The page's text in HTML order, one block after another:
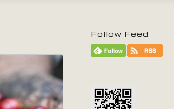
Follow Feed